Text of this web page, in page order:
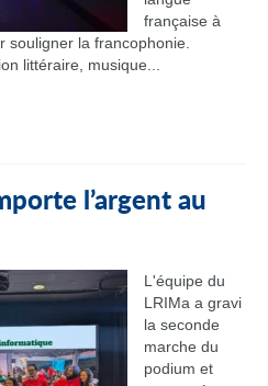
française à
souligner la francophonie.
littéraire, musique...
l’argent au
L'équipe du
LRIMa a gravi
la seconde
marche du
podium et